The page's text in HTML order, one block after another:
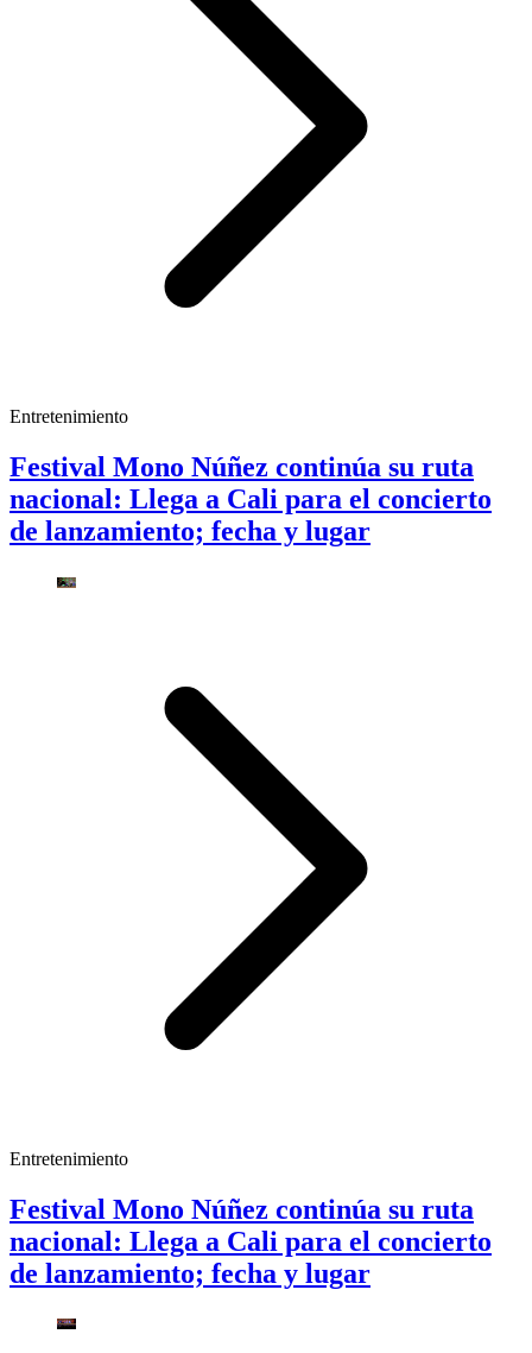
Entretenimiento
Festival Mono Núñez continúa su ruta
nacional: Llega a Cali para el concierto
de lanzamiento; fecha y lugar
Entretenimiento
Festival Mono Núñez continúa su ruta
nacional: Llega a Cali para el concierto
de lanzamiento; fecha y lugar